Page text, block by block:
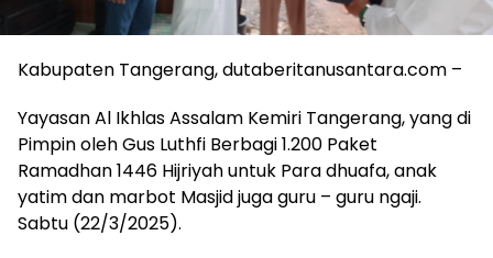
Kabupaten Tangerang, dutaberitanusantara.com –
Yayasan Al Ikhlas Assalam Kemiri Tangerang, yang di
Pimpin oleh Gus Luthfi Berbagi 1.200 Paket
Ramadhan 1446 Hijriyah untuk Para dhuafa, anak
yatim dan marbot Masjid juga guru – guru ngaji.
Sabtu (22/3/2025).